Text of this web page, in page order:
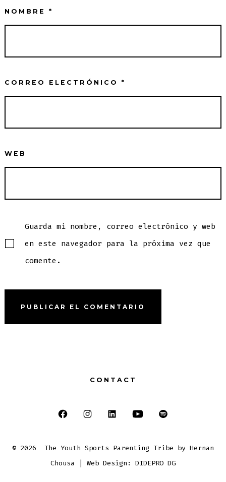
NOMBRE*
CORREO ELECTRÓNICO*
WEB
Guarda mi nombre, correo electrónico y web
en este navegador para la próxima vez que
comente.
CONTACT
Abrir
en
una
Abrir
en
una
Abrir
en
una
Abrir
en
una
Abrir
en
una
© 2026 The Youth Sports Parenting Tribe by Hernan
Chousa | Web Design: DIDEPRO DG